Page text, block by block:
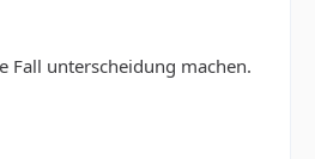
Fall unterscheidung machen.